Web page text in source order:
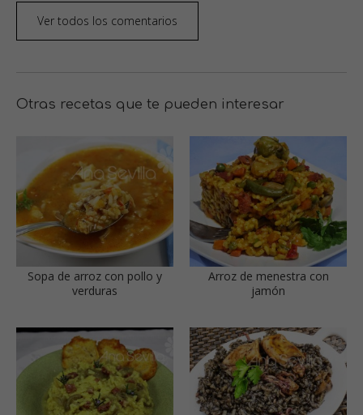
Ver todos los comentarios
Otras recetas que te pueden interesar
Sopa de arroz con pollo y
verduras
Arroz de menestra con
jamón